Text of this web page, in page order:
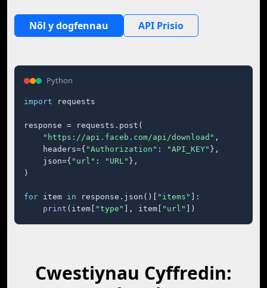
Nôl y dogfennau API Prisio
Python
import requests
response = requests.post(
"https://api.faceb.com/api/download" ,
    headers={
"Authorization" : "API_KEY" },
    json={
"url" : "URL" },
)
for item in response.json()[ "items"
]:
print (item[ "type" ], item[ "url" ])
Cwestiynau Cyffredin: